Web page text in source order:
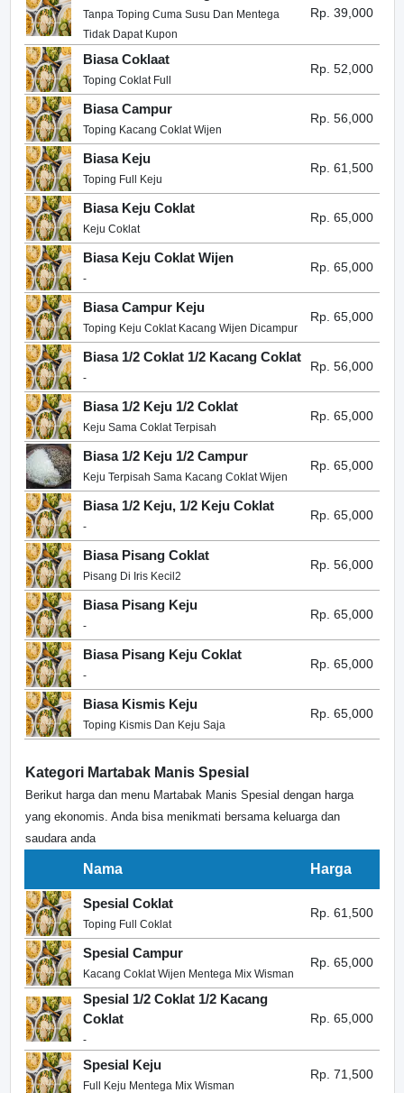
Tanpa Toping Cuma Susu Dan Mentega
Tidak Dapat Kupon
Rp. 39,000
Biasa Coklaat
Toping Coklat Full
Rp. 52,000
Biasa Campur
Toping Kacang Coklat Wijen
Rp. 56,000
Biasa Keju
Toping Full Keju
Rp. 61,500
Biasa Keju Coklat
Keju Coklat
Rp. 65,000
Biasa Keju Coklat Wijen
-
Rp. 65,000
Biasa Campur Keju
Toping Keju Coklat Kacang Wijen Dicampur
Rp. 65,000
Biasa 1/2 Coklat 1/2 Kacang Coklat
-
Rp. 56,000
Biasa 1/2 Keju 1/2 Coklat
Keju Sama Coklat Terpisah
Rp. 65,000
Biasa 1/2 Keju 1/2 Campur
Keju Terpisah Sama Kacang Coklat Wijen
Rp. 65,000
Biasa 1/2 Keju, 1/2 Keju Coklat
-
Rp. 65,000
Biasa Pisang Coklat
Pisang Di Iris Kecil2
Rp. 56,000
Biasa Pisang Keju
-
Rp. 65,000
Biasa Pisang Keju Coklat
-
Rp. 65,000
Biasa Kismis Keju
Toping Kismis Dan Keju Saja
Rp. 65,000
Kategori Martabak Manis Spesial
Berikut harga dan menu Martabak Manis Spesial dengan harga
yang ekonomis. Anda bisa menikmati bersama keluarga dan
saudara anda
Nama Harga
Spesial Coklat
Toping Full Coklat
Rp. 61,500
Spesial Campur
Kacang Coklat Wijen Mentega Mix Wisman
Rp. 65,000
Spesial 1/2 Coklat 1/2 Kacang
Coklat
-
Rp. 65,000
Spesial Keju
Full Keju Mentega Mix Wisman
Rp. 71,500